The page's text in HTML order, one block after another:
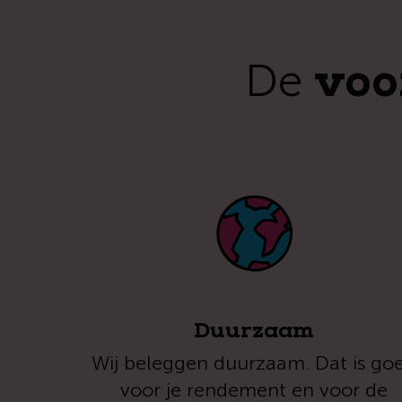
De
Duurzaam
Wij beleggen duurzaam. Dat is
voor je rendement en voor de